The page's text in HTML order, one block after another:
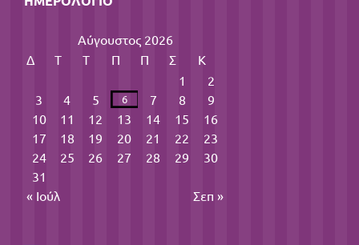
Αύγουστος 2026
Δ
Τ Τ Π Π Σ
Κ
1
2
3
4 5 6 7 8
9
10
11 12 13 14 15
16
17
18 19 20 21 22
23
24
25 26 27 28 29
30
31
« Ιούλ
Σεπ »